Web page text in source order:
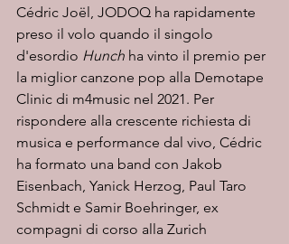
Cédric Joël, JODOQ ha rapidamente
preso il volo quando il singolo
d'esordio Hunch ha vinto il premio per
la miglior canzone pop alla Demotape
Clinic di m4music nel 2021. Per
rispondere alla crescente richiesta di
musica e performance dal vivo, Cédric
ha formato una band con Jakob
Eisenbach, Yanick Herzog, Paul Taro
Schmidt e Samir Boehringer, ex
compagni di corso alla Zurich